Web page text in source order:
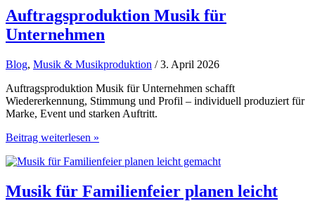
Feier
Auftragsproduktion Musik für
Unternehmen
Blog, Musik & Musikproduktion / 3. April 2026
Auftragsproduktion Musik für Unternehmen schafft
Wiedererkennung, Stimmung und Profil – individuell produziert für
Marke, Event und starken Auftritt.
Auftragsproduktion
für
Beitrag weiterlesen »
Musik für Familienfeier planen leicht